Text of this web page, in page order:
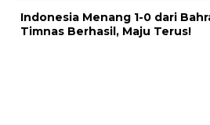
Indonesia Menang 1-0 dari
Timnas Berhasil, Maju Terus!